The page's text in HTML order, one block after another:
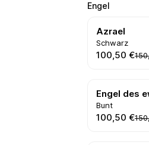
Engel
Azrael
Schwarz
100,50 €
Engel des
Bunt
100,50 €